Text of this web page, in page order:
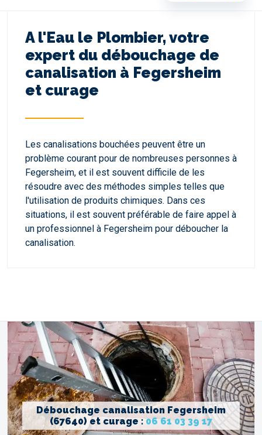
A l'Eau le Plombier, votre
expert du débouchage de
canalisation à Fegersheim
et curage
Les canalisations bouchées peuvent être un
problème courant pour de nombreuses personnes à
Fegersheim, et il est souvent difficile de les
résoudre avec des méthodes simples telles que
l'utilisation de produits chimiques. Dans ces
situations, il est souvent préférable de faire appel à
un professionnel à Fegersheim pour déboucher la
canalisation.
Débouchage canalisation Fegersheim
(67640) et curage :06 61 03 39 17